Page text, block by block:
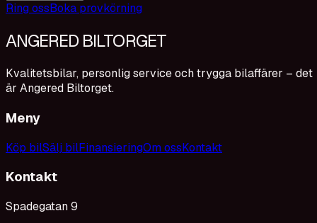
Ring ossBoka provkörning
ANGERED BILTORGET
Kvalitetsbilar, personlig service och trygga bilaffärer – det
är Angered Biltorget.
Meny
Köp bilSälj bilFinansieringOm ossKontakt
Kontakt
Spadegatan 9